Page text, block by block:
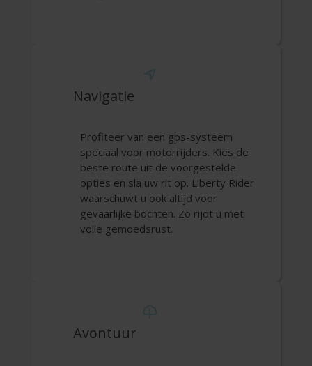
Navigatie
Profiteer van een gps-systeem
speciaal voor motorrijders. Kies de
beste route uit de voorgestelde
opties en sla uw rit op. Liberty Rider
waarschuwt u ook altijd voor
gevaarlijke bochten. Zo rijdt u met
volle gemoedsrust.
Avontuur